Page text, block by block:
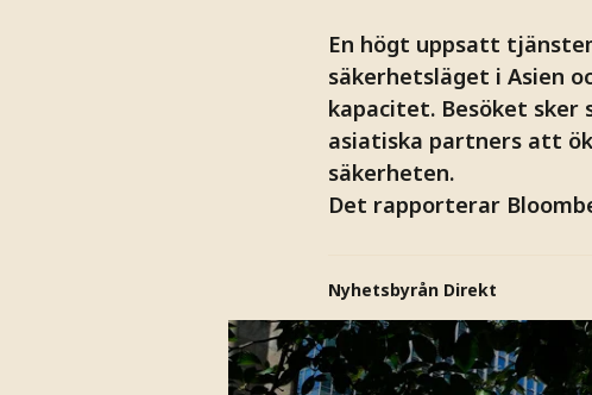
En högt uppsatt
säkerhetsläget i Asien
kapacitet. Besöket sker
asiatiska partners att
säkerheten.
Det rapporterar
Nyhetsbyrån Direkt